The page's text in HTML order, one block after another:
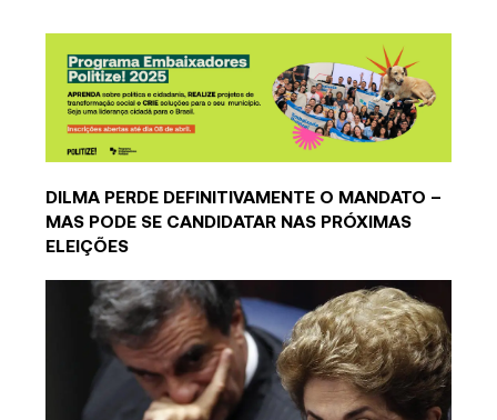
DILMA PERDE DEFINITIVAMENTE O MANDATO –
MAS PODE SE CANDIDATAR NAS PRÓXIMAS
ELEIÇÕES